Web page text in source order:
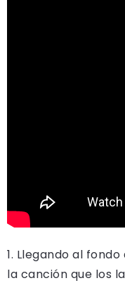
1. Llegando al
la canción que los